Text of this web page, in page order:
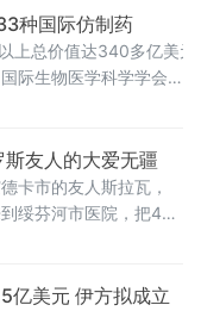
种国际仿制药
上总价值达340多亿美元
际生物医学科学学会
友人的大爱无疆
卡市的友人斯拉瓦，
绥芬河市医院，把400
亿美元 伊方拟成立